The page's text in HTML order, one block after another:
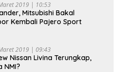
2019 | 10:53
Mitsubishi Bakal
Kembali Pajero Sport
2019 | 09:43
Nissan Livina Terungkap,
NMI?